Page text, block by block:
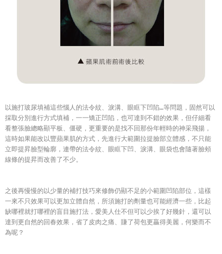
以施打玻尿填補這些惱人的法令紋、淚溝、眼眶下凹陷…等問題，固然可以
採取分別進行方式填補，一一矯正凹陷，也可達到不錯的效果，但仔細看
看整張臉總略顯平板、僵硬，更重要的是找不回那份年輕時的神采飛揚，
這時如果能改以豐蘋果肌的方式，先進行大範圍拉提臉部立體感，不只能
立即提昇臉型輪廓，連帶的法令紋、眼眶下凹、淚溝、眼袋也會隨著臉頰
線條的提昇而改善了不少。
之後再慢慢的以少量的補打技巧來修飾仍顯不足的小範圍凹陷部位，這樣
一來不只效果可以更加立體自然，所須施打的劑量也可能經濟一些，比起
缺哪裡就打哪裡的盲目施打法，愛美人仕不但可以少挨了好幾針，還可以
達到更自然的回春效果，省了皮肉之痛、賺了荷包更贏得美麗，何樂而不
為呢？